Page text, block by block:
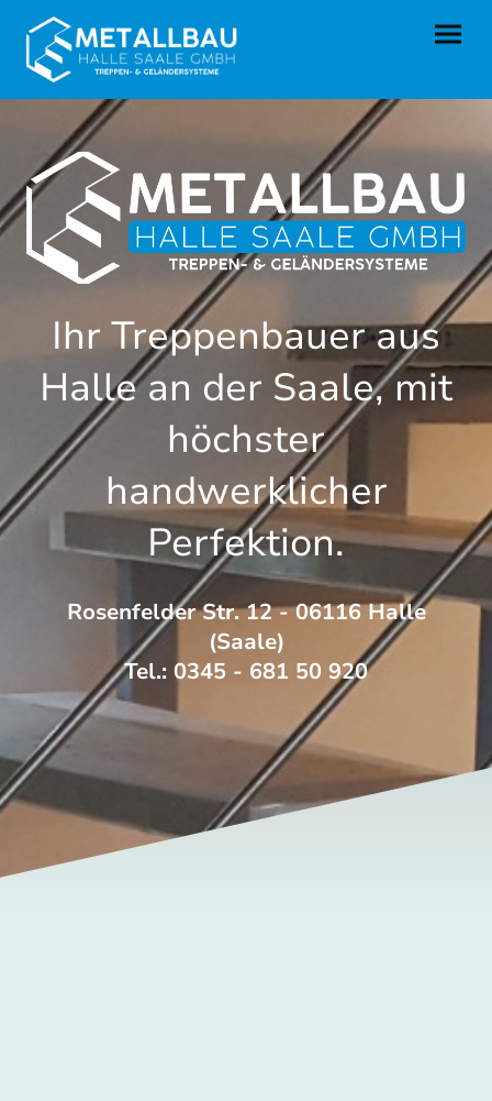
Ihr Treppenbauer aus
Halle an der Saale, mit
höchster
handwerklicher
Perfektion.
Rosenfelder Str. 12 - 06116 Halle
(Saale)
Tel.: 0345 - 681 50 920